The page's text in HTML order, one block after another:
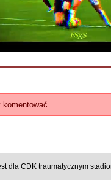
komentować
dla CDK traumatycznym